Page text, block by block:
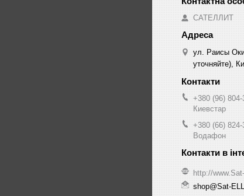
САТЕЛЛИТ
ул. Раисы
уточняйте),
+380 (96) 804-
Киевстар
+380 (66) 824-
Водафон
http://
shop@Sat-